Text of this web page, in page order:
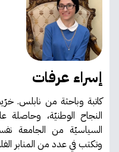
إسراء عرفات
كاتبة وباحثة من نابلس.
النجاح الوطنيّة، وحاصلة
السياسيّة من الجامعة
وتكتب في عدد من المنابر